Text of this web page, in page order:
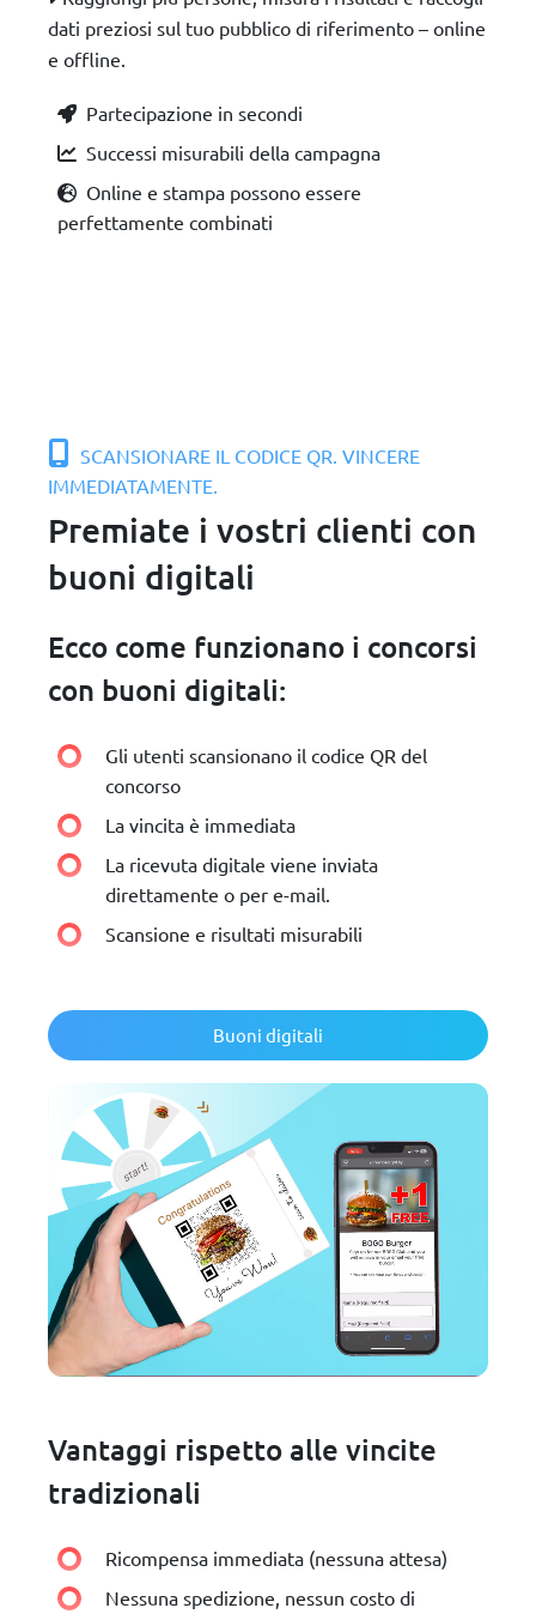
dati preziosi sul tuo pubblico di riferimento – online
e offline.
Partecipazione in secondi
Successi misurabili della campagna
Online e stampa possono essere
perfettamente combinati
SCANSIONARE IL CODICE QR. VINCERE
IMMEDIATAMENTE.
Premiate i vostri clienti con
buoni digitali
Ecco come funzionano i concorsi
con buoni digitali:
Gli utenti scansionano il codice QR del
concorso
La vincita è immediata
La ricevuta digitale viene inviata
direttamente o per e-mail.
Scansione e risultati misurabili
Buoni digitali
Vantaggi rispetto alle vincite
tradizionali
Ricompensa immediata (nessuna attesa)
Nessuna spedizione, nessun costo di